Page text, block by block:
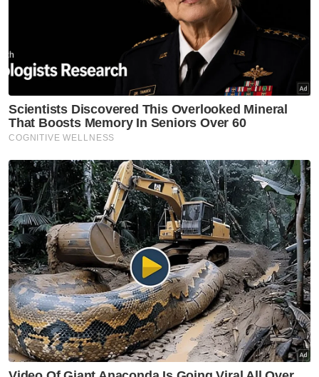
Muat turun aplikasi Sinar Harian.Klik di sini!
PGA
Anak Pokok
Serangga Perosak